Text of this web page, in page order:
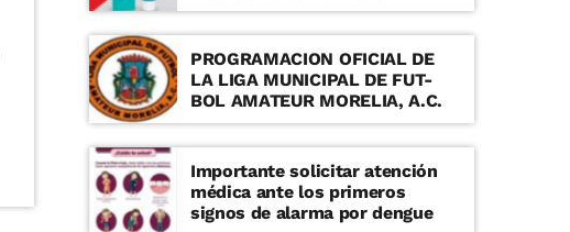
PROGRAMACION OFICIAL DE
LA LIGA MUNICIPAL DE FUT-
BOL AMATEUR MORELIA, A.C.
Importante solicitar atención
médica ante los primeros
signos de alarma por dengue